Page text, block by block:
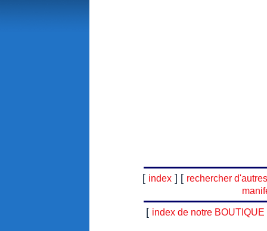
[ index ] [ rechercher
[ index de notre BOUTIQUE